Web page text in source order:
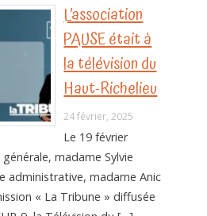
L’association
PAUSE était à
la télévision du
Haut-Richelieu
24 février, 2025
Le 19 février
madame Sylvie
administrative, madame Anic
« La Tribune » diffusée